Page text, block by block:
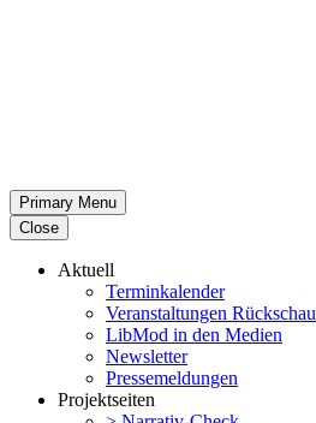
Primary Menu
Close
Aktuell
Termin­ka­lender
Veran­stal­tungen Rückschau
LibMod in den Medien
Newsletter
Presse­mel­dungen
Projekt­seiten